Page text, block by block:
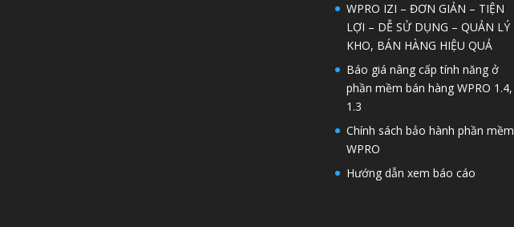
WPRO IZI – ĐƠN GIẢN – TIỆN
LỢI – DỄ SỬ DỤNG – QUẢN LÝ
KHO, BÁN HÀNG HIỆU QUẢ
Báo giá nâng cấp tính năng ở
phần mềm bán hàng WPRO 1.4,
1.3
Chính sách bảo hành phần mềm
WPRO
Hướng dẫn xem báo cáo